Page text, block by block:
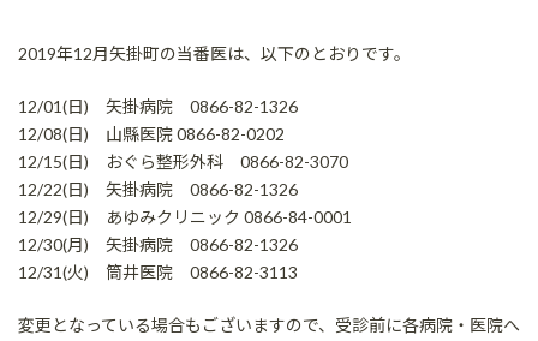
2019年12月矢掛町の当番医は、以下のとおりです。
12/01(日) 矢掛病院 0866-82-1326
12/08(日) 山縣医院 0866-82-0202
12/15(日) おぐら整形外科 0866-82-3070
12/22(日) 矢掛病院 0866-82-1326
12/29(日) あゆみクリニック 0866-84-0001
12/30(月) 矢掛病院 0866-82-1326
12/31(火) 筒井医院 0866-82-3113
変更となっている場合もございますので、受診前に各病院・医院へ